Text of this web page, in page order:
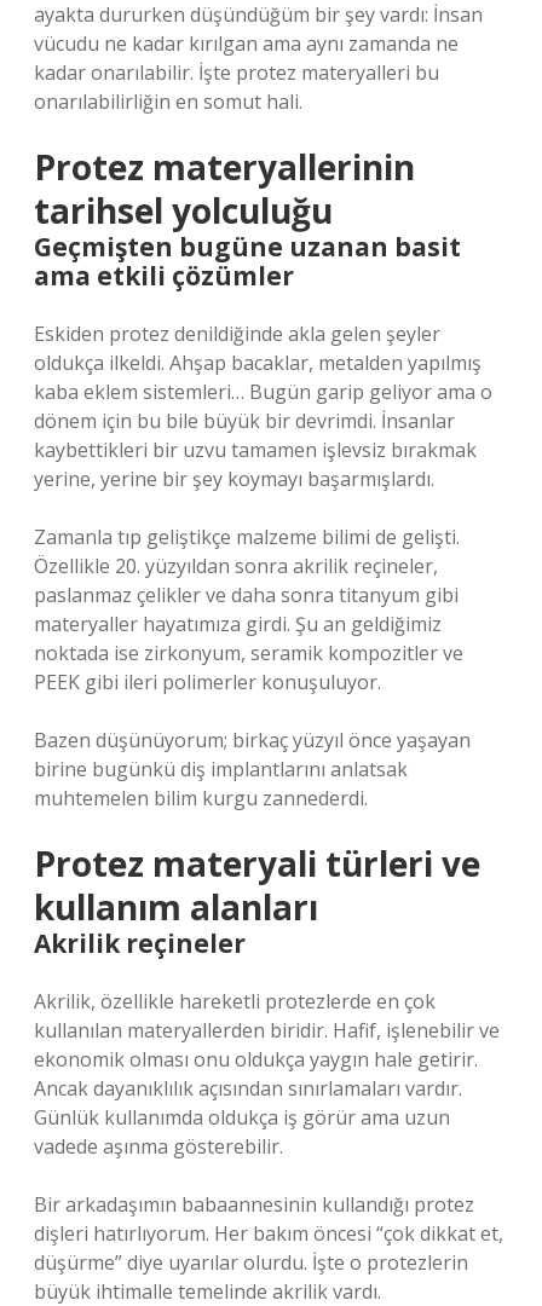
ayakta dururken düşündüğüm bir şey vardı: İnsan
vücudu ne kadar kırılgan ama aynı zamanda ne
kadar onarılabilir. İşte protez materyalleri bu
onarılabilirliğin en somut hali.
Protez materyallerinin
tarihsel yolculuğu
Geçmişten bugüne uzanan basit
ama etkili çözümler
Eskiden protez denildiğinde akla gelen şeyler
oldukça ilkeldi. Ahşap bacaklar, metalden yapılmış
kaba eklem sistemleri… Bugün garip geliyor ama o
dönem için bu bile büyük bir devrimdi. İnsanlar
kaybettikleri bir uzvu tamamen işlevsiz bırakmak
yerine, yerine bir şey koymayı başarmışlardı.
Zamanla tıp geliştikçe malzeme bilimi de gelişti.
Özellikle 20. yüzyıldan sonra akrilik reçineler,
paslanmaz çelikler ve daha sonra titanyum gibi
materyaller hayatımıza girdi. Şu an geldiğimiz
noktada ise zirkonyum, seramik kompozitler ve
PEEK gibi ileri polimerler konuşuluyor.
Bazen düşünüyorum; birkaç yüzyıl önce yaşayan
birine bugünkü diş implantlarını anlatsak
muhtemelen bilim kurgu zannederdi.
Protez materyali türleri ve
kullanım alanları
Akrilik reçineler
Akrilik, özellikle hareketli protezlerde en çok
kullanılan materyallerden biridir. Hafif, işlenebilir ve
ekonomik olması onu oldukça yaygın hale getirir.
Ancak dayanıklılık açısından sınırlamaları vardır.
Günlük kullanımda oldukça iş görür ama uzun
vadede aşınma gösterebilir.
Bir arkadaşımın babaannesinin kullandığı protez
dişleri hatırlıyorum. Her bakım öncesi “çok dikkat et,
düşürme” diye uyarılar olurdu. İşte o protezlerin
büyük ihtimalle temelinde akrilik vardı.